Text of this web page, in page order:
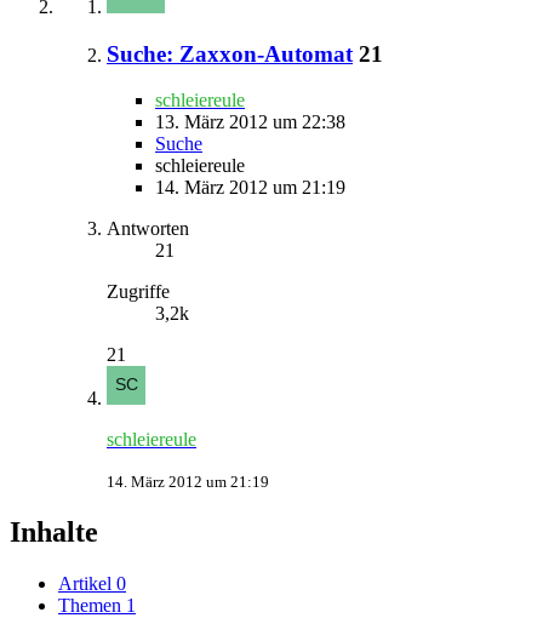
Suche: Zaxxon-Automat 21
schleiereule
13. März 2012 um 22:38
Suche
schleiereule
14. März 2012 um 21:19
Antworten
21
Zugriffe
3,2k
21
schleiereule
14. März 2012 um 21:19
Inhalte
Artikel 0
Themen 1